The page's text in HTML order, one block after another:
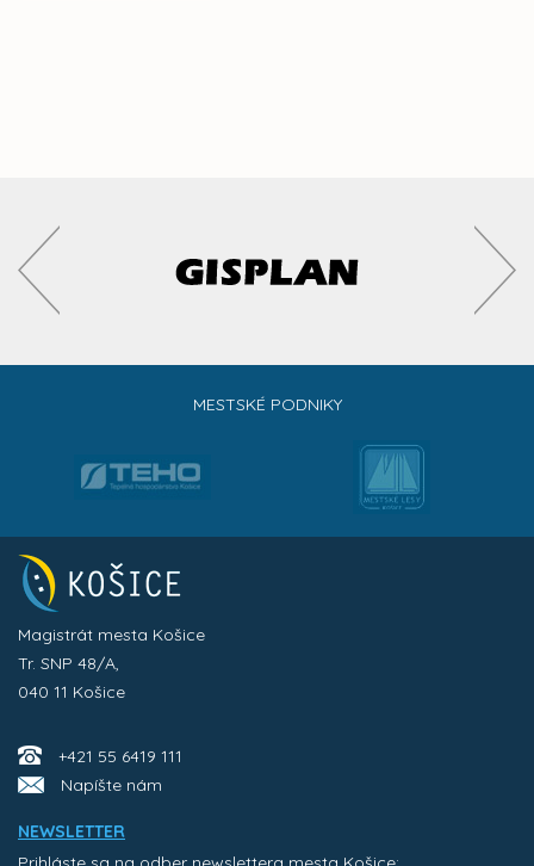
MESTSKÉ PODNIKY
Magistrát mesta Košice
Tr. SNP 48/A,
040 11 Košice
+421 55 6419 111
Napíšte nám
NEWSLETTER